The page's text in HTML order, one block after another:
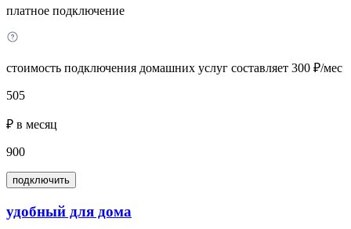
платное подключение
стоимость подключения домашних услуг составляет 300 ₽/мес
505
₽ в месяц
900
подключить
удобный для дома